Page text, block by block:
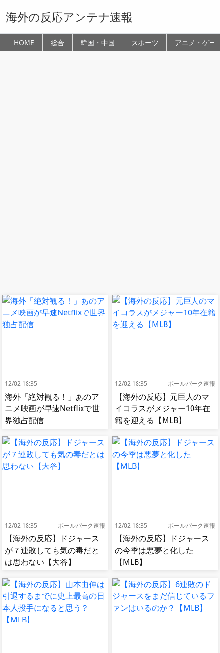
海外の反応アンテナ速報
HOME 総合 韓国・中国 スポーツ アニメ・ゲー
12/02 18:35
海外「絶対観る！」あのア
ニメ映画が早速Netflixで世
界独占配信
12/02 18:35 ボールパーク速報
【海外の反応】元巨人のマ
イコラスがメジャー10年在
籍を迎える【MLB】
12/02 18:35 ボールパーク速報
【海外の反応】ドジャース
が７連敗しても気の毒だと
は思わない【大谷】
12/02 18:35 ボールパーク速報
【海外の反応】ドジャース
の今季は悪夢と化した
【MLB】